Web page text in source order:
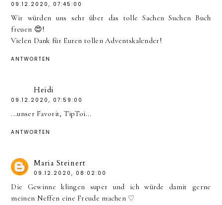
09.12.2020, 07:45:00
Wir würden uns sehr über das tolle Sachen Suchen Buch
freuen 😍!
Vielen Dank für Euren tollen Adventskalender!
ANTWORTEN
Heidi
09.12.2020, 07:59:00
...unser Favorit, TipToi...
ANTWORTEN
Maria Steinert
09.12.2020, 08:02:00
Die Gewinne klingen super und ich würde damit gerne
meinen Neffen eine Freude machen ♡